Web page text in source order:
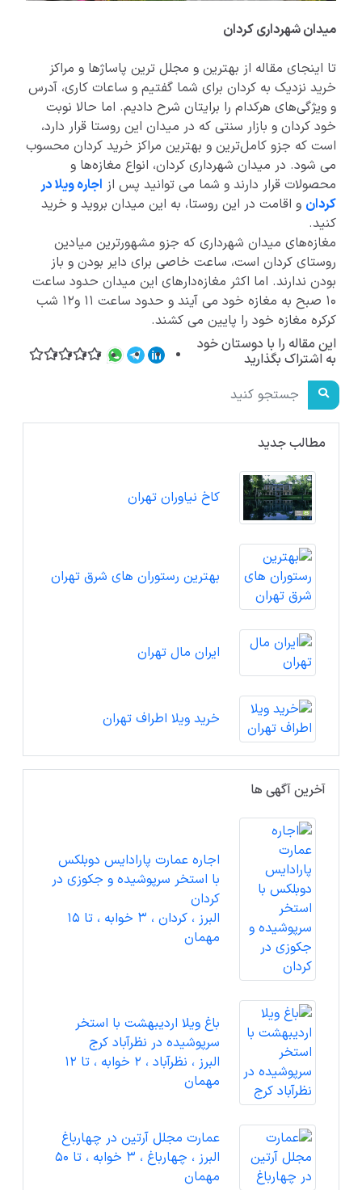
میدان شهرداری کردان
تا اینجای مقاله از بهترین و مجلل ترین پاساژها و مراکز
خرید نزدیک به کردان برای شما گفتیم و ساعات کاری، آدرس
و ویژگی‌های هرکدام را برایتان شرح دادیم. اما حالا نوبت
خود کردان و بازار سنتی که در میدان این روستا قرار دارد،
است که جزو کامل‌ترین و بهترین مراکز خرید کردان محسوب
می شود. در میدان شهرداری کردان، انواع مغازه‌ها و
محصولات قرار دارند و شما می توانید پس از اجاره ویلا در
کردان و اقامت در این روستا، به این میدان بروید و خرید
کنید.
مغازه‌های میدان شهرداری که جزو مشهورترین میادین
روستای کردان است، ساعت خاصی برای دایر بودن و باز
بودن ندارند. اما اکثر مغازه‌دارهای این میدان حدود ساعت
10 صبح به مغازه خود می آیند و حدود ساعت 11 و12 شب
کرکره مغازه خود را پایین می کشند.
این مقاله را با دوستان خود
به اشتراک بگذارید
مطالب جدید
کاخ نیاوران تهران
بهترین رستوران های شرق تهران
ایران مال تهران
خرید ویلا اطراف تهران
آخرین آگهی ها
اجاره عمارت پارادایس دوبلکس
با استخر سرپوشیده و جکوزی در
کردان
البرز ، کردان ، 3 خوابه ، تا 15
مهمان
باغ ویلا اردیبهشت با استخر
سرپوشیده در نظرآباد کرج
البرز ، نظرآباد ، 2 خوابه ، تا 12
مهمان
عمارت مجلل آرتین در چهارباغ
البرز ، چهارباغ ، 3 خوابه ، تا 50
مهمان